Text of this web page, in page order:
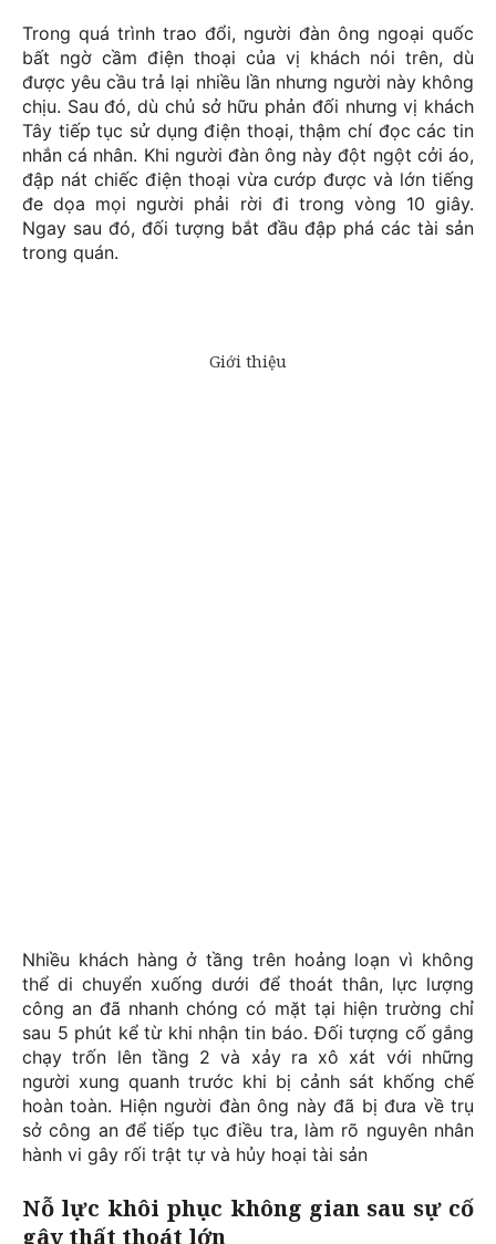
Trong quá trình trao đổi, người đàn ông ngoại quốc
bất ngờ cầm điện thoại của vị khách nói trên, dù
được yêu cầu trả lại nhiều lần nhưng người này không
chịu. Sau đó, dù chủ sở hữu phản đối nhưng vị khách
Tây tiếp tục sử dụng điện thoại, thậm chí đọc các tin
nhắn cá nhân. Khi người đàn ông này đột ngột cởi áo,
đập nát chiếc điện thoại vừa cướp được và lớn tiếng
đe dọa mọi người phải rời đi trong vòng 10 giây.
Ngay sau đó, đối tượng bắt đầu đập phá các tài sản
trong quán.
Nhiều khách hàng ở tầng trên hoảng loạn vì không
thể di chuyển xuống dưới để thoát thân, lực lượng
công an đã nhanh chóng có mặt tại hiện trường chỉ
sau 5 phút kể từ khi nhận tin báo. Đối tượng cố gắng
chạy trốn lên tầng 2 và xảy ra xô xát với những
người xung quanh trước khi bị cảnh sát khống chế
hoàn toàn. Hiện người đàn ông này đã bị đưa về trụ
sở công an để tiếp tục điều tra, làm rõ nguyên nhân
hành vi gây rối trật tự và hủy hoại tài sản
Nỗ lực khôi phục không gian sau sự cố
gây thất thoát lớn